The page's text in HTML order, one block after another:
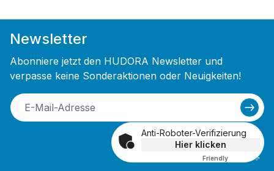
Newsletter
Abonniere jetzt den HUDORA Newsletter und
verpasse keine Sonderaktionen oder Neuigkeiten!
Anti-Roboter-Verifizierung
Hier klicken
Friendly Captcha ⇗